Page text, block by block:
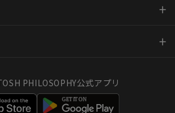
PHILOSOPHY公式アプリ